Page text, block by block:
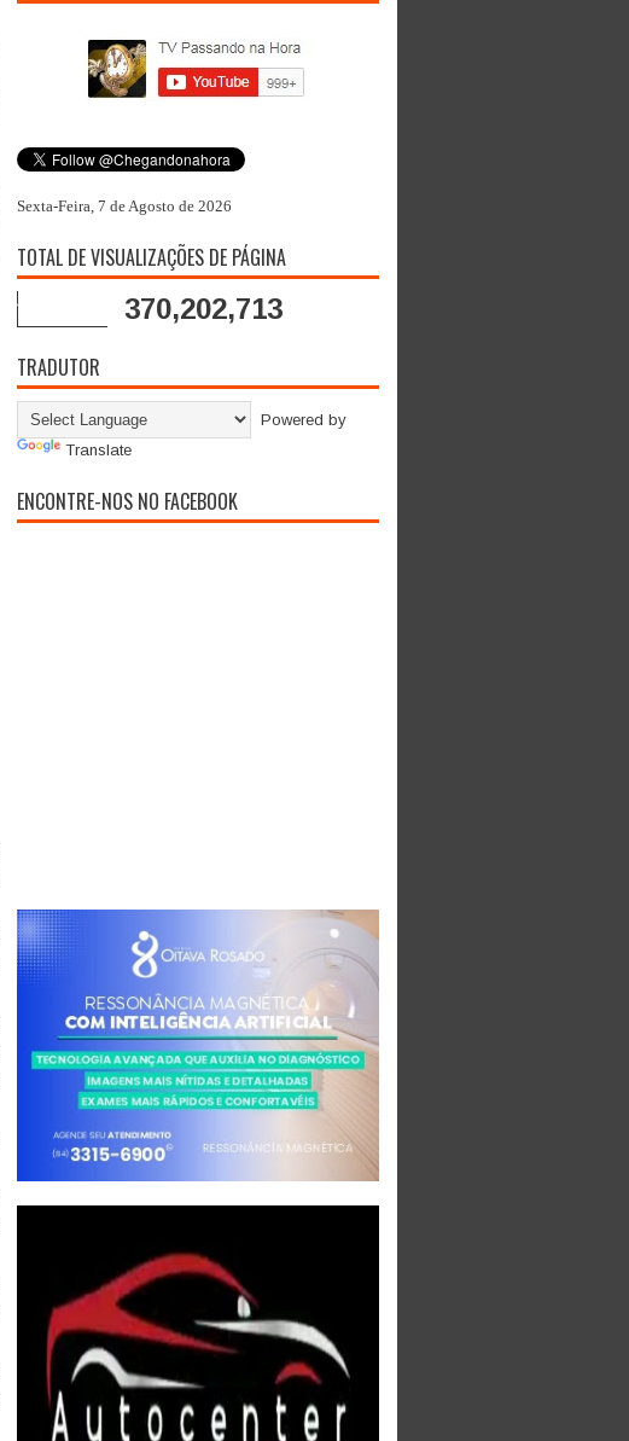
Sexta-Feira, 7 de Agosto de 2026
TOTAL DE VISUALIZAÇÕES DE PÁGINA
370,202,713
TRADUTOR
Powered by
Translate
ENCONTRE-NOS NO FACEBOOK